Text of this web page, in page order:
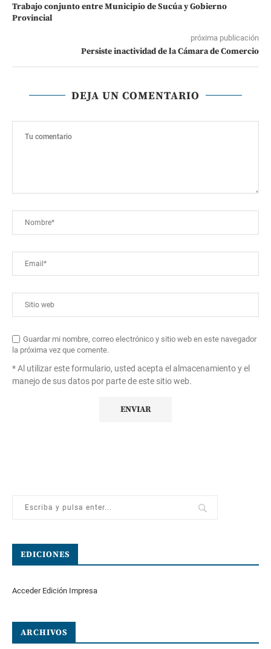
Trabajo conjunto entre Municipio de Sucúa y Gobierno
Provincial
próxima publicación
Persiste inactividad de la Cámara de Comercio
DEJA UN COMENTARIO
Guardar mi nombre, correo electrónico y sitio web en este navegador
la próxima vez que comente.
* Al utilizar este formulario, usted acepta el almacenamiento y el
manejo de sus datos por parte de este sitio web.
EDICIONES
Acceder Edición Impresa
ARCHIVOS